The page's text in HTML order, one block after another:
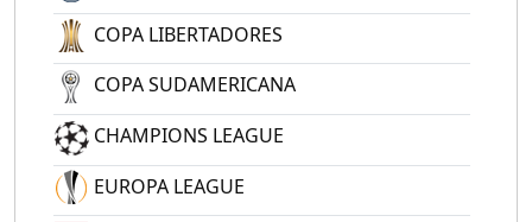
COPA LIBERTADORES
COPA SUDAMERICANA
CHAMPIONS LEAGUE
EUROPA LEAGUE